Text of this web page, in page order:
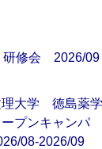
研修会 2026/09
理大学 徳島薬学
プンキャンパ
08-2026/09